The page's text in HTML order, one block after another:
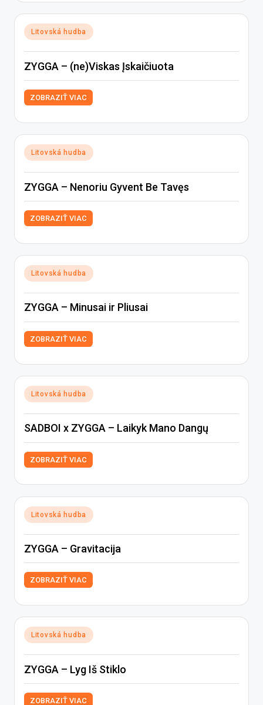
Posted
in
Litovská hudba
ZYGGA – (ne)Viskas Įskaičiuota
ZOBRAZIŤ VIAC
Posted
in
Litovská hudba
ZYGGA – Nenoriu Gyvent Be Tavęs
ZOBRAZIŤ VIAC
Posted
in
Litovská hudba
ZYGGA – Minusai ir Pliusai
ZOBRAZIŤ VIAC
Posted
in
Litovská hudba
SADBOI x ZYGGA – Laikyk Mano Dangų
ZOBRAZIŤ VIAC
Posted
in
Litovská hudba
ZYGGA – Gravitacija
ZOBRAZIŤ VIAC
Posted
in
Litovská hudba
ZYGGA – Lyg Iš Stiklo
ZOBRAZIŤ VIAC